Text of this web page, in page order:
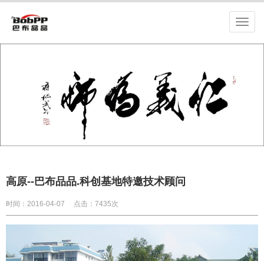
高原--巴布品品.科创基地特邀技术顾问
时间：2016-04-07 点击：7435次